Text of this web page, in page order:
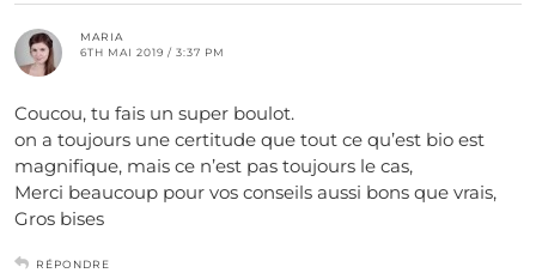
MARIA
6TH MAI 2019 / 3:37 PM
Coucou, tu fais un super boulot.
on a toujours une certitude que tout ce qu’est bio est
magnifique, mais ce n’est pas toujours le cas,
Merci beaucoup pour vos conseils aussi bons que vrais,
Gros bises
RÉPONDRE